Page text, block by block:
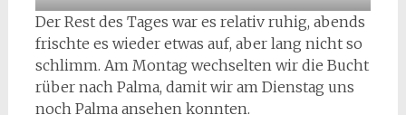
Der Rest des Tages war es relativ ruhig, abends
frischte es wieder etwas auf, aber lang nicht so
schlimm. Am Montag wechselten wir die Bucht
rüber nach Palma, damit wir am Dienstag uns
noch Palma ansehen konnten.